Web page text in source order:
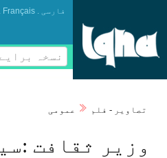
فارسی .
Français
.
نسخہ
تصاوير - فلم عمومی
وزير ثقافت